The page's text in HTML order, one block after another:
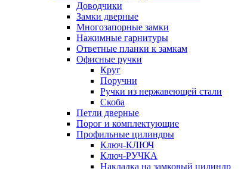
Доводчики
Замки дверные
Многозапорные замки
Нажимные гарнитуры
Ответные планки к замкам
Офисные ручки
Круг
Поручни
Ручки из нержавеющей стали
Скоба
Петли дверные
Порог и комплектующие
Профильные цилиндры
Ключ-КЛЮЧ
Ключ-РУЧКА
Накладка на замковый цилиндр